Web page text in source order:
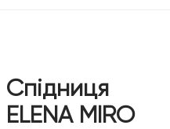
Спідниця
ELENA MIRO